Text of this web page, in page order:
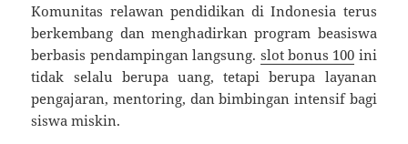
Komunitas relawan pendidikan di Indonesia terus
berkembang dan menghadirkan program beasiswa
berbasis pendampingan langsung. slot bonus 100 ini
tidak selalu berupa uang, tetapi berupa layanan
pengajaran, mentoring, dan bimbingan intensif bagi
siswa miskin.